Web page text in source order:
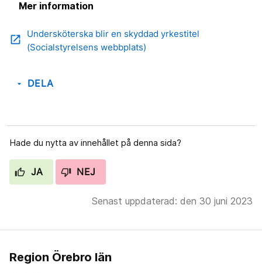
Mer information
open_in_new
Undersköterska blir en skyddad yrkestitel
(Socialstyrelsens webbplats)
arrow_drop_down DELA
Hade du nytta av innehållet på denna sida?
JA NEJ
Senast uppdaterad: den 30 juni 2023
Region Örebro län